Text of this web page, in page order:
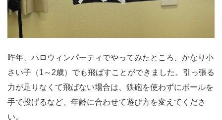
昨年、ハロウィンパーティでやってみたところ、かなり小
さい子（1～2歳）でも飛ばすことができました。引っ張る
力が足りなくて飛ばない場合は、鉄砲を使わずにボールを
手で投げるなど、年齢に合わせて遊び方を変えてくださ
い。